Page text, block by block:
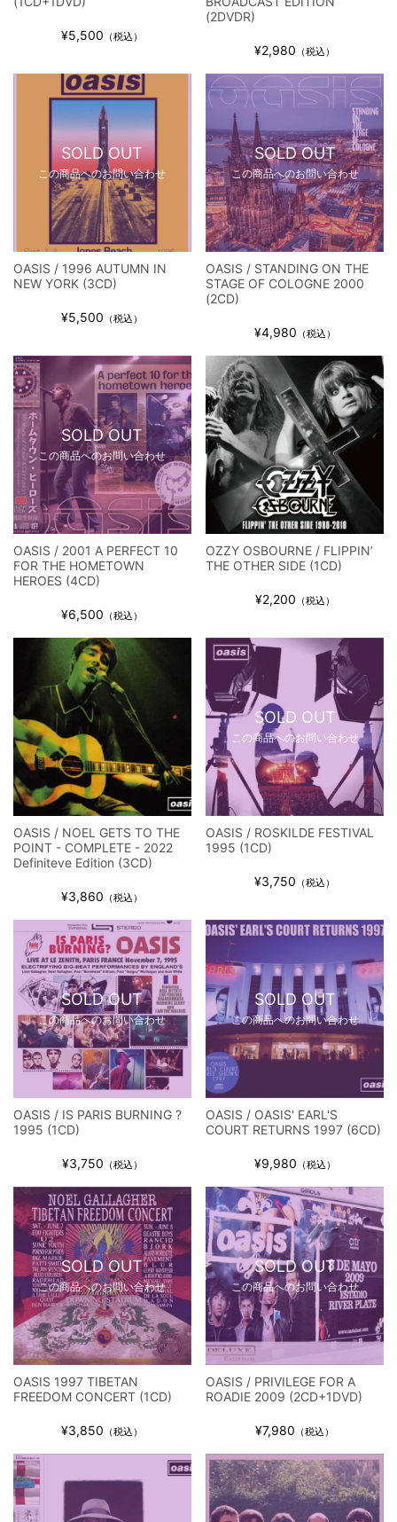
¥5,500 （税込）
(2DVDR)
¥2,980 （税込）
SOLD OUT
この商品へのお問い合わせ
OASIS / 1996 AUTUMN IN
NEW YORK (3CD)
¥5,500 （税込）
SOLD OUT
この商品へのお問い合わせ
OASIS / STANDING ON THE
STAGE OF COLOGNE 2000
(2CD)
¥4,980 （税込）
SOLD OUT
この商品へのお問い合わせ
OASIS / 2001 A PERFECT 10
FOR THE HOMETOWN
HEROES (4CD)
¥6,500 （税込）
OZZY OSBOURNE / FLIPPIN’
THE OTHER SIDE (1CD)
¥2,200 （税込）
OASIS / NOEL GETS TO THE
POINT - COMPLETE - 2022
Definiteve Edition (3CD)
¥3,860 （税込）
SOLD OUT
この商品へのお問い合わせ
OASIS / ROSKILDE FESTIVAL
1995 (1CD)
¥3,750 （税込）
SOLD OUT
この商品へのお問い合わせ
OASIS / IS PARIS BURNING ?
1995 (1CD)
¥3,750 （税込）
SOLD OUT
この商品へのお問い合わせ
OASIS / OASIS' EARL'S
COURT RETURNS 1997 (6CD)
¥9,980 （税込）
SOLD OUT
この商品へのお問い合わせ
OASIS 1997 TIBETAN
FREEDOM CONCERT (1CD)
¥3,850 （税込）
SOLD OUT
この商品へのお問い合わせ
OASIS / PRIVILEGE FOR A
ROADIE 2009 (2CD+1DVD)
¥7,980 （税込）